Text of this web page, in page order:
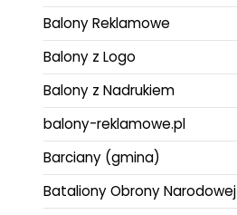
Balony Reklamowe
Balony z Logo
Balony z Nadrukiem
balony-reklamowe.pl
Barciany (gmina)
Bataliony Obrony Narodowej